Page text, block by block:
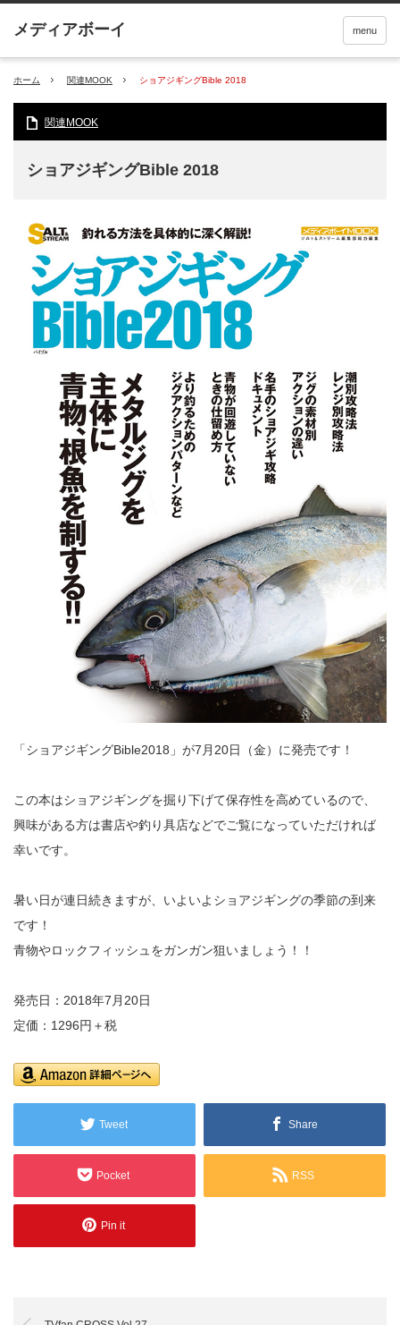
menu
ホーム 関連MOOK ショアジギングBible 2018
関連MOOK
ショアジギングBible 2018
「ショアジギングBible2018」が7月20日（金）に発売です！
この本はショアジギングを掘り下げて保存性を高めているので、
興味がある方は書店や釣り具店などでご覧になっていただければ
幸いです。
暑い日が連日続きますが、いよいよショアジギングの季節の到来
です！
青物やロックフィッシュをガンガン狙いましょう！！
発売日：2018年7月20日
定価：1296円＋税
Tweet Share
Pocket RSS
Pin it